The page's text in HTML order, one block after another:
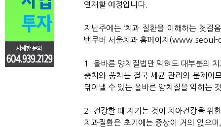
연재할 예정입니다.
지난주에는 ‘치과 질환을 이해하는 첫걸음
밴쿠버 서울치과 홈페이지 (www.seoul-
1. 올바른 양치질법만 익혀도 대부분의
충치와 풍치는 결국 세균 관리의
문제이
닦아낼 수 있는 올바른 양치질을 익히는
2. 건강할 때 지키는 것이 치아건강을 위한
치과질환은 초기에는 증상이 거의 없으며